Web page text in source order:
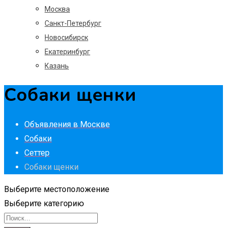
Москва
Санкт-Петербург
Новосибирск
Екатеринбург
Казань
Собаки щенки
Объявления в Москве
Собаки
Сеттер
Собаки щенки
Выберите местоположение
Выберите категорию